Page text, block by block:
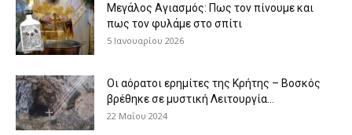
Μεγάλος Αγιασμός: Πως τον πίνουμε και
πως τον φυλάμε στο σπίτι
5 Ιανουαρίου 2026
Οι αόρατοι ερημίτες της Κρήτης – Βοσκός
βρέθηκε σε μυστική Λειτουργία...
22 Μαΐου 2024